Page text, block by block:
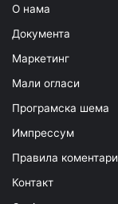
О нама
Документа
Маркетинг
Мали огласи
Програмска шема
Импрессум
Правила
Контакт